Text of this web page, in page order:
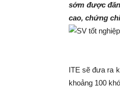
sớm được
cao, chứng
ITE sẽ đưa ra
khoảng 100